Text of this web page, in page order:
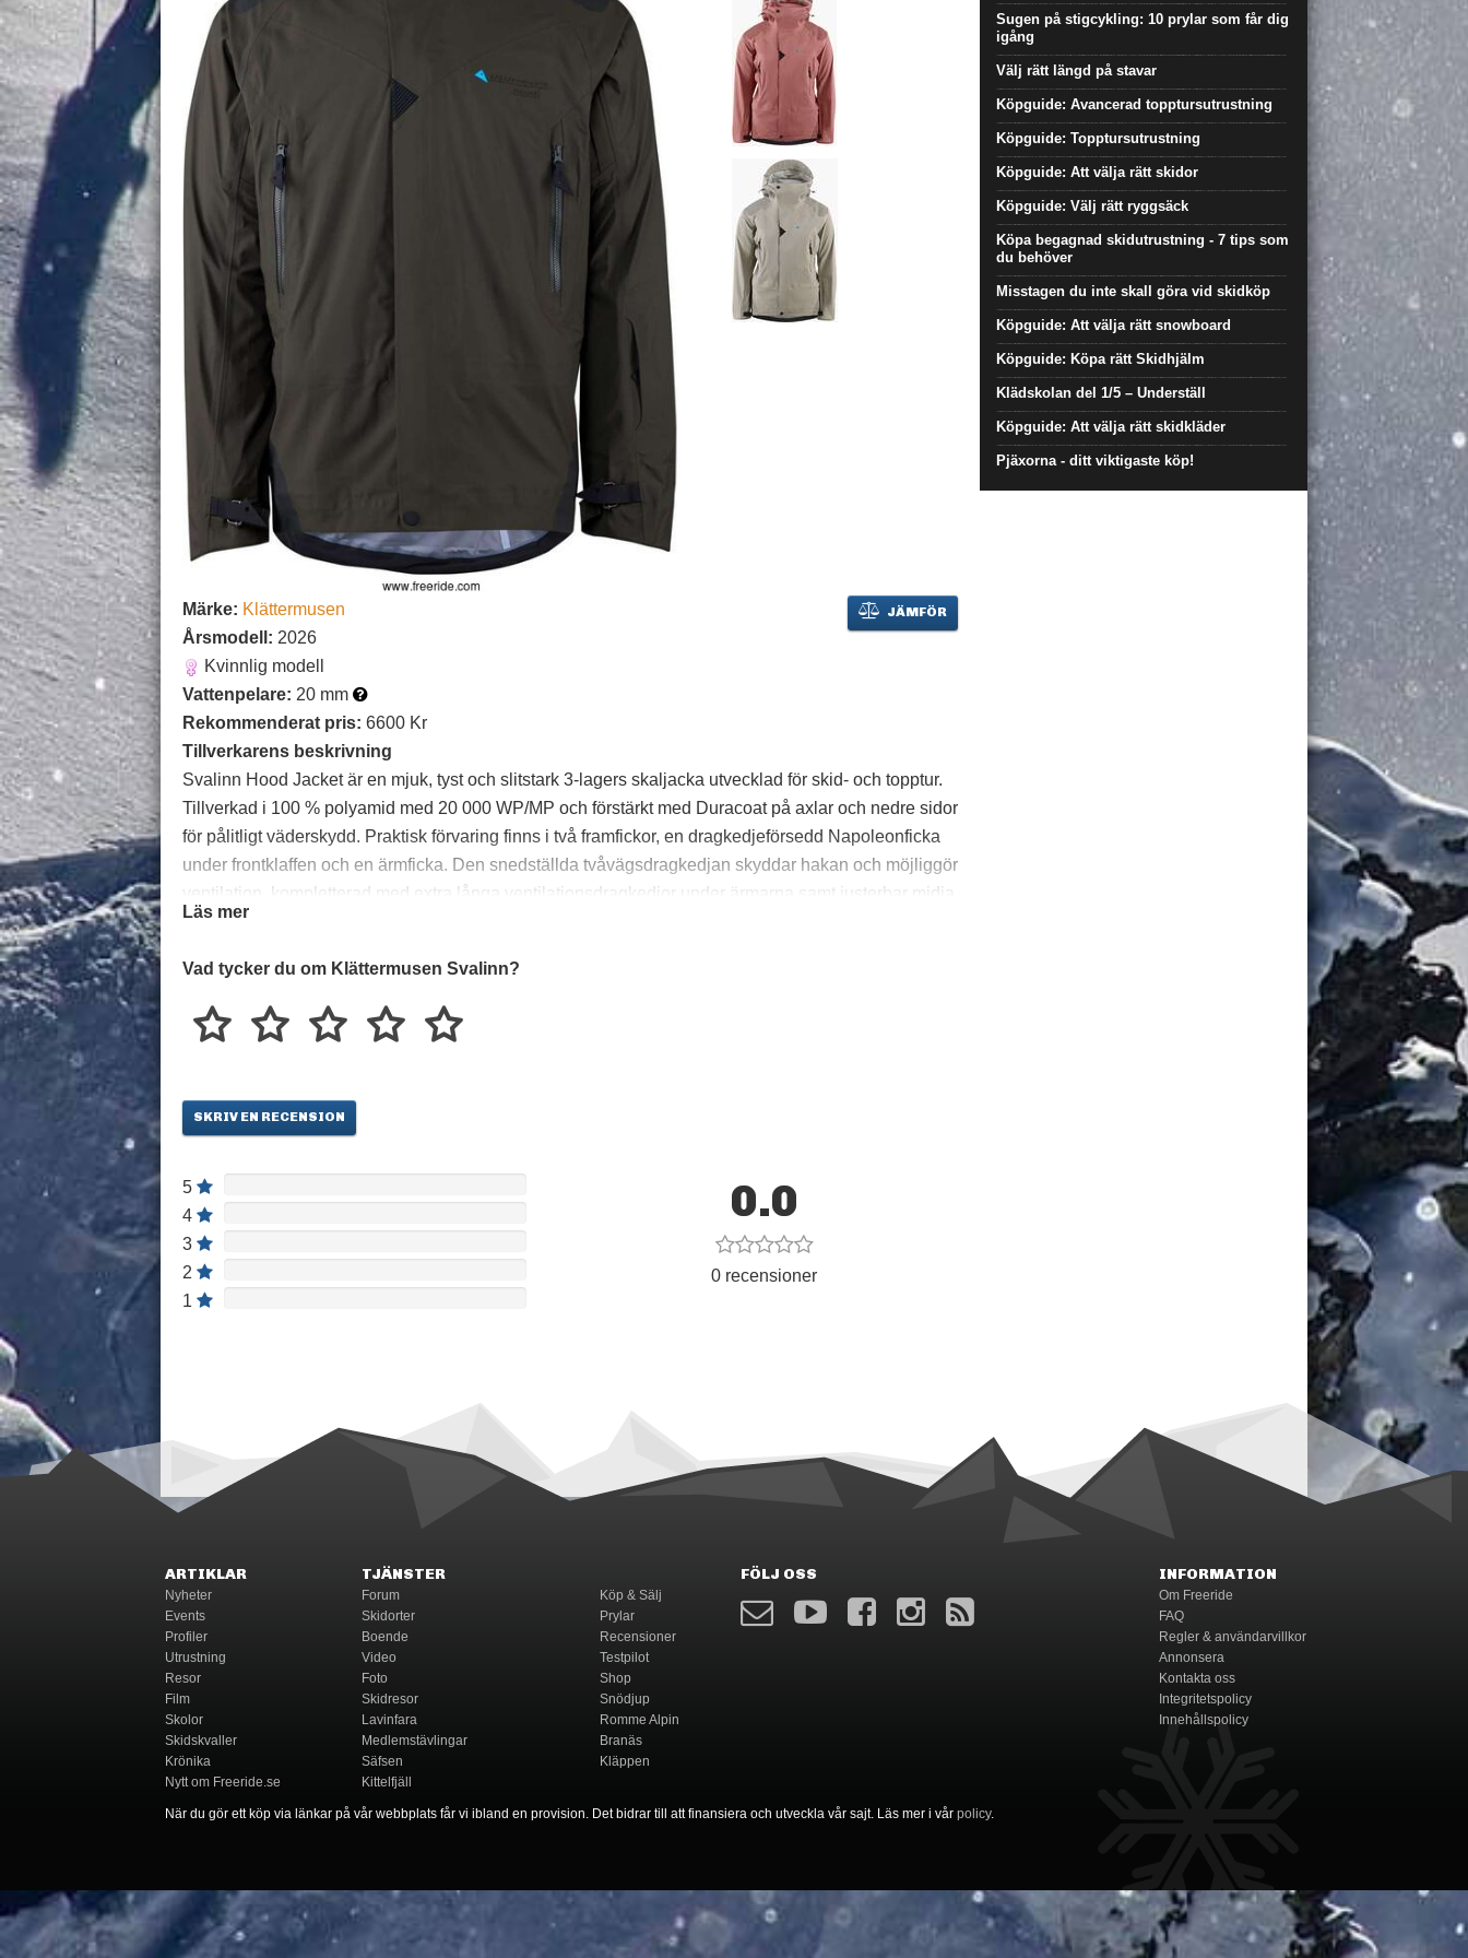
JÄMFÖR
Märke: Klättermusen
Årsmodell: 2026
Kvinnlig modell
Vattenpelare: 20 mm
Rekommenderat pris: 6600 Kr
Tillverkarens beskrivning
Svalinn Hood Jacket är en mjuk, tyst och slitstark 3-lagers skaljacka utvecklad för skid- och topptur.
Tillverkad i 100 % polyamid med 20 000 WP/MP och förstärkt med Duracoat på axlar och nedre sidor
för pålitligt väderskydd. Praktisk förvaring finns i två framfickor, en dragkedjeförsedd Napoleonficka
under frontklaffen och en ärmficka. Den snedställda tvåvägsdragkedjan skyddar hakan och möjliggör
ventilation, kompletterad med extra långa ventilationsdragkedjor under ärmarna samt justerbar midja
och ärmslut. Den handskvänliga 3D-justerbara huvan rymmer hjälm och ger en säker passform.
justerbar storlek och silikonkant. Förstärkt vindstretch på ärmslut och fåll samt mjuk borstad insida på
utvalda områden ger komfort. Med plats för lager under och en skräddad normal passform
kombinerar Svalinn skydd och rörlighet.
Läs mer
Vad tycker du om Klättermusen Svalinn?
SKRIV EN RECENSION
5
4
3
2
1
0.0
0 recensioner
Sugen på stigcykling: 10 prylar som får dig
igång
Välj rätt längd på stavar
Köpguide: Avancerad topptursutrustning
Köpguide: Topptursutrustning
Köpguide: Att välja rätt skidor
Köpguide: Välj rätt ryggsäck
Köpa begagnad skidutrustning - 7 tips som
du behöver
Misstagen du inte skall göra vid skidköp
Köpguide: Att välja rätt snowboard
Köpguide: Köpa rätt Skidhjälm
Klädskolan del 1/5 – Underställ
Köpguide: Att välja rätt skidkläder
Pjäxorna - ditt viktigaste köp!
ARTIKLAR
Nyheter
Events
Profiler
Utrustning
Resor
Film
Skolor
Skidskvaller
Krönika
Nytt om Freeride.se
TJÄNSTER
Forum
Skidorter
Boende
Video
Foto
Skidresor
Lavinfara
Medlemstävlingar
Säfsen
Kittelfjäll
Köp & Sälj
Prylar
Recensioner
Testpilot
Shop
Snödjup
Romme Alpin
Branäs
Kläppen
FÖLJ OSS INFORMATION
Om Freeride
FAQ
Regler & användarvillkor
Annonsera
Kontakta oss
Integritetspolicy
Innehållspolicy
När du gör ett köp via länkar på vår webbplats får vi ibland en provision. Det bidrar till att finansiera och utveckla vår sajt. Läs mer i vår policy.